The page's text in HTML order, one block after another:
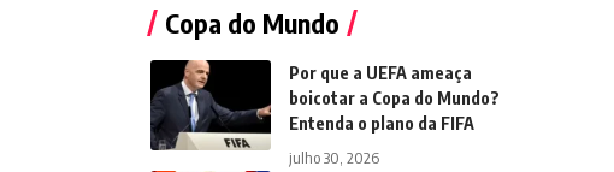
Copa do Mundo
Por que a UEFA ameaça
boicotar a Copa do Mundo?
Entenda o plano da FIFA
julho 30, 2026